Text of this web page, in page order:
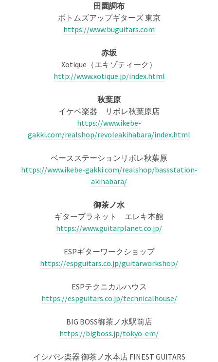
田園調布
ボトムズアップギターズ 東京
https://www.buguitars.com
赤坂
Xotique（エキゾティーク）
http://www.xotique.jp/index.html
秋葉原
イケベ楽器 リボレ秋葉原店
https://www.ikebe-
gakki.com/realshop/revoleakihabara/index.html
ベースステーションリボレ秋葉原
https://www.ikebe-gakki.com/realshop/bassstation-
akihabara/
御茶ノ水
ギタープラネット エレキ本館
https://www.guitarplanet.co.jp/
ESPギターワークショップ
https://espguitars.co.jp/guitarworkshop/
ESPテクニカルハウス
https://espguitars.co.jp/technicalhouse/
BIG BOSS御茶ノ水駅前店
https://bigboss.jp/tokyo-em/
イシバシ楽器 御茶ノ水本店 FINEST GUITARS